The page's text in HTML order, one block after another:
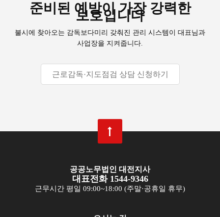
준비된 예방이 가장 강력한
보호입니다
불시에 찾아오는 감독보다미리 갖춰진 관리 시스템이 대표님과
사업장을 지켜줍니다.
근로감독·지도점검 상담 신청하기
공공노무법인 대전지사
대표전화 1544-9346
근무시간 평일 09:00~18:00 (주말·공휴일 휴무)